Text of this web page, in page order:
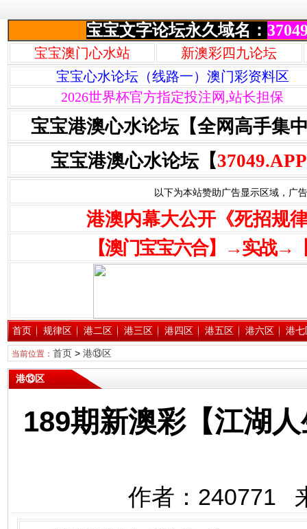
宝宝文字论坛永久域名：
宝宝澳门心水站
新澳彩四九论坛
宝宝心水论坛（线路一）澳门彩资料区
2026世界杯官方指定投注网,站长担保
宝宝港澳心水论坛【全网高手集
宝宝港澳心水论坛【37049.APP
以下为本站赞助广告显示区域，广
港澳内幕大公开《死招规
【澳门宝宝六合】→实战→
首页 规律区 港二区 港三区 港四区 港五区 港六区 港七
当前位置： 首页> 港⑬区
港⑬区
189期新澳彩【江湖
作者：240771